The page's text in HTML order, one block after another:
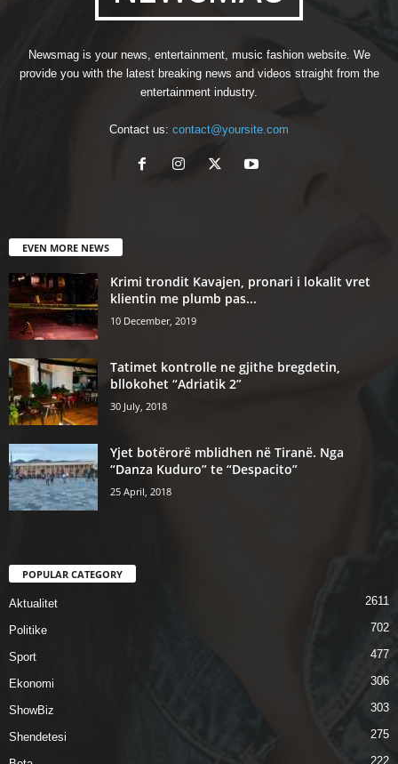
Newsmag is your news, entertainment, music fashion website. We
provide you with the latest breaking news and videos straight from the
entertainment industry.
Contact us: contact@yoursite.com
EVEN MORE NEWS
Krimi trondit Kavajen, pronari i lokalit vret
klientin me plumb pas...
10 December, 2019
Tatimet kontrolle ne gjithe bregdetin,
bllokohet “Adriatik 2”
30 July, 2018
Yjet botërorë mblidhen në Tiranë. Nga
“Danza Kuduro” te “Despacito”
25 April, 2018
POPULAR CATEGORY
Aktualitet 2611
Politike 702
Sport 477
Ekonomi 306
ShowBiz 303
Shendetesi 275
222